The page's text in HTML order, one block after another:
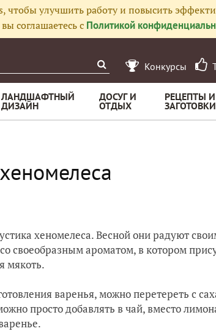
чтобы улучшить работу и повысить
соглашаетесь с Политикой
Конкурсы
ЛАНДШАФТНЫЙ
ДИЗАЙН
ДОСУГ И
ОТДЫХ
РЕЦЕПТЫ И
ЗАГОТОВКИ
хеномелеса. Весной они радуют
своеобразным ароматом, в котором
мякоть.
варенья, можно перетереть с
просто добавлять в чай, вместо